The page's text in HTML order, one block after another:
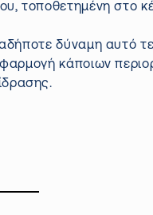
τοποθετημένη στο
δύναμη αυτό
κάποιων